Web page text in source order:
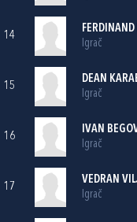
14
Igrač
15
DEAN
Igrač
16
IVAN
Igrač
17
VEDRAN
Igrač